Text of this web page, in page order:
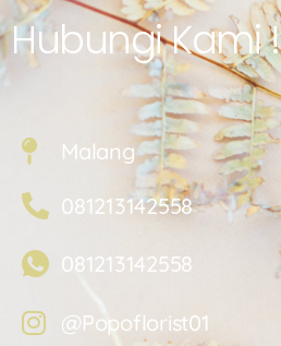
Hubungi Kami !
Malang
081213142558
081213142558
@Popoflorist01